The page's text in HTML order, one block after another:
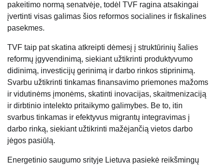
pakeitimo normą senatvėje, todėl TVF ragina atsakingai
įvertinti visas galimas šios reformos socialines ir fiskalines
pasekmes.
TVF taip pat skatina atkreipti dėmesį į struktūrinių šalies
reformų įgyvendinimą, siekiant užtikrinti produktyvumo
didinimą, investicijų gerinimą ir darbo rinkos stiprinimą.
Svarbu užtikrinti tinkamas finansavimo priemones mažoms
ir vidutinėms įmonėms, skatinti inovacijas, skaitmenizaciją
ir dirbtinio intelekto pritaikymo galimybes. Be to, itin
svarbus tinkamas ir efektyvus migrantų integravimas į
darbo rinką, siekiant užtikrinti mažėjančią vietos darbo
jėgos pasiūlą.
Energetinio saugumo srityje Lietuva pasiekė reikšmingų